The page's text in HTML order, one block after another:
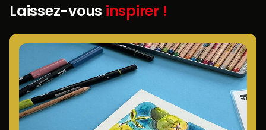
Laissez-vous inspirer !